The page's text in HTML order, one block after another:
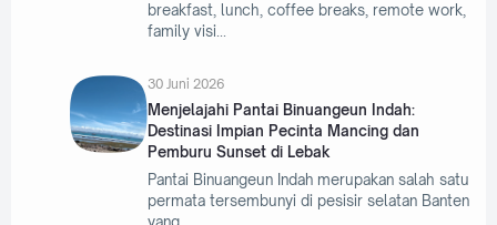
breakfast, lunch, coffee breaks, remote work,
family visi
30 Juni 2026
Menjelajahi Pantai Binuangeun Indah:
Destinasi Impian Pecinta Mancing dan
Pemburu Sunset di Lebak
Pantai Binuangeun Indah merupakan salah satu
permata tersembunyi di pesisir selatan Banten